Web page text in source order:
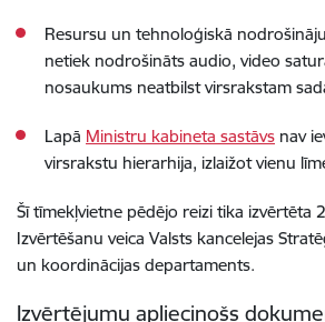
Resursu un tehnoloģiskā
netiek nodrošināts audio, video
nosaukums neatbilst virsrakstam
Lapā Ministru kabineta sastāvs nav
virsrakstu hierarhija, izlaižot vienu
Šītīmekļvietne pēdējo reizi tika izvērtēta
Izvērtēšanu veica Valsts kancelejas
un koordinācijas departaments.
Izvērtējumu apliecinošs